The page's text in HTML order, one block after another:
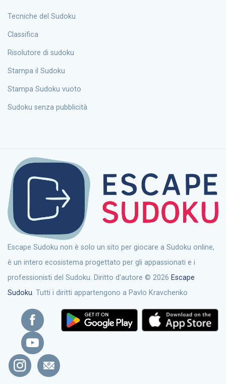
Tecniche del Sudoku
Classifica
Risolutore di sudoku
Stampa il Sudoku
Stampa Sudoku vuoto
Sudoku senza pubblicità
Escape Sudoku non è solo un sito per giocare a Sudoku online,
è un intero ecosistema progettato per gli appassionati e i
professionisti del Sudoku. Diritto d'autore © 2026 Escape
Sudoku. Tutti i diritti appartengono a Pavlo Kravchenko